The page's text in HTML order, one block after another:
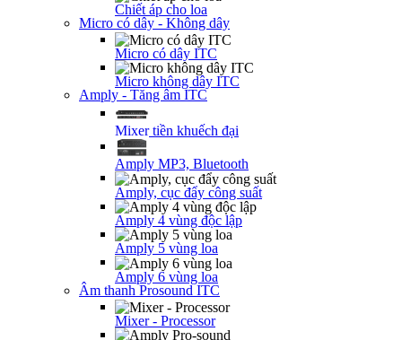
Chiết áp cho loa
Micro có dây - Không dây
Micro có dây ITC
Micro không dây ITC
Amply - Tăng âm ITC
Mixer tiền khuếch đại
Amply MP3, Bluetooth
Amply, cục đẩy công suất
Amply 4 vùng độc lập
Amply 5 vùng loa
Amply 6 vùng loa
Âm thanh Prosound ITC
Mixer - Processor